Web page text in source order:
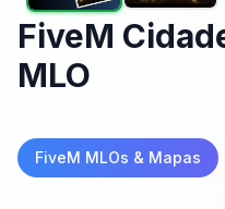
FiveM
MLO
FiveM MLOs & Mapas